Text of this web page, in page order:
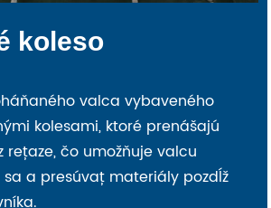
koleso
valca vybaveného
kolesami, ktoré prenášajú
reťaze, čo umožňuje valcu
a presúvať materiály pozdĺž